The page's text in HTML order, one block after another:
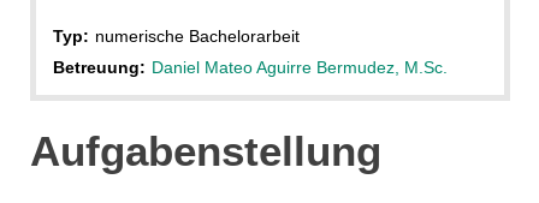
Typ: numerische Bachelorarbeit
Betreuung: Daniel Mateo Aguirre Bermudez, M.Sc.
Aufgabenstellung